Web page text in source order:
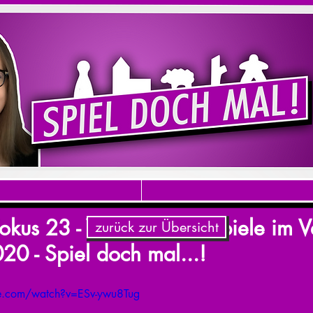
23 - VIER Detektiv-Spiele im
- Spiel doch mal...!
watch?v=ESv-ywu8Tug
zurück zur Übersicht